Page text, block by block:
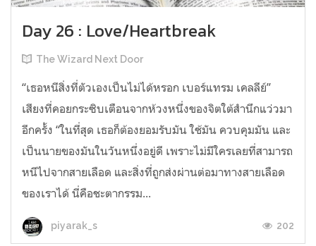
Day 26 : Love/Heartbreak
The Wizard Next Door
“เธอหนีสิ่งที่ตัวเองเป็นไม่ได้หรอก เบอร์แทรม เคลลีย์”
เสียงที่คอยกระซิบเตือนจากห้วงหนึ่งของจิตใต้สำนึกแว่วมา
อีกครั้ง “ในที่สุด เธอก็ต้องยอมรับมัน ใช้มัน ควบคุมมัน และ
เป็นนายของมันในวันหนึ่งอยู่ดี เพราะไม่มีใครเลยที่สามารถ
หนีไปจากสายเลือด และสิ่งที่ถูกส่งผ่านต่อมาทางสายเลือด
ของเราได้ นี่คือชะตากรรม...
piyarak_s 202